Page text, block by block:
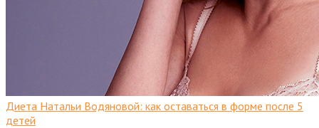
Диета Натальи Водяновой: как оставаться в форме после 5
детей